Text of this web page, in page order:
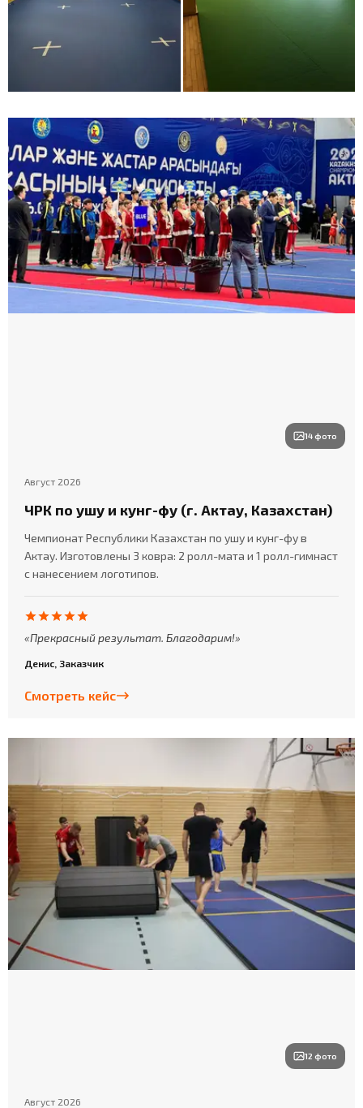
14 фото
Август 2026
ЧРК по ушу и кунг-фу (г. Актау, Казахстан)
Чемпионат Республики Казахстан по ушу и кунг-фу в
Актау. Изготовлены 3 ковра: 2 ролл-мата и 1 ролл-гимнаст
с нанесением логотипов.
Прекрасный результат. Благодарим!
Денис, Заказчик
Смотреть кейс
12 фото
Август 2026